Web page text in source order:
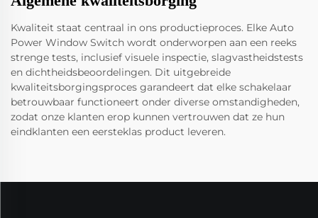
Kwaliteit staat centraal in ons productieproces. Elke Auto
Power Window Switch wordt onderworpen aan een reeks
strenge tests, inclusief visuele inspectie, slagvastheidstests
en dichtheidsbeoordelingen. Dit uitgebreide
kwaliteitsborgingsproces garandeert dat elke schakelaar
betrouwbaar functioneert onder diverse omstandigheden,
zodat onze klanten erop kunnen vertrouwen dat ze hun
eindklanten een eersteklas product leveren.